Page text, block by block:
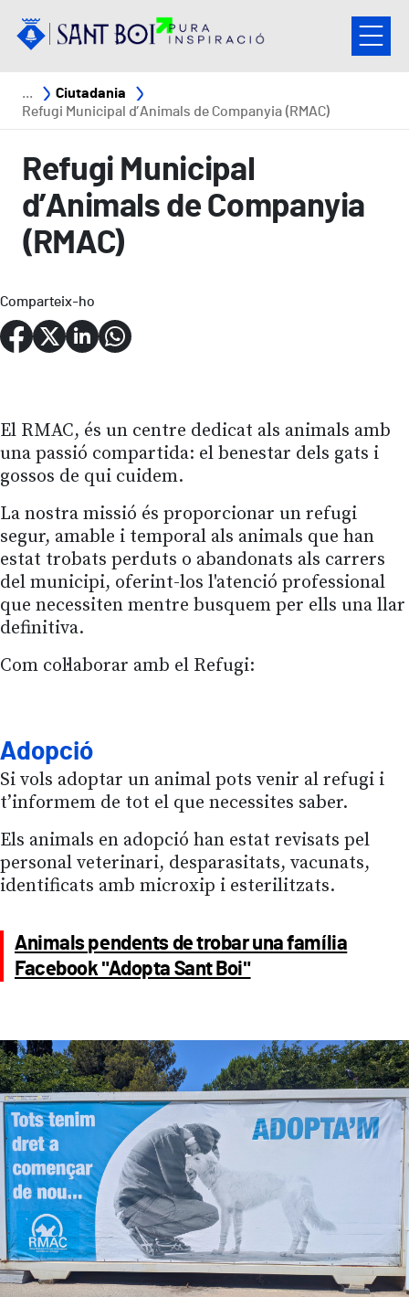
Fil d'ariadna
Ciutadania
Refugi Municipal d’Animals de Companyia (RMAC)
Refugi Municipal
d’Animals de Companyia
(RMAC)
Comparteix-ho
El RMAC, és un centre dedicat als animals amb
una passió compartida: el benestar dels gats i
gossos de qui cuidem.
La nostra missió és proporcionar un refugi
segur, amable i temporal als animals que han
estat trobats perduts o abandonats als carrers
del municipi, oferint-los l'atenció professional
que necessiten mentre busquem per ells una llar
definitiva.
Com col·laborar amb el Refugi:
Adopció
Si vols adoptar un animal pots venir al refugi i
t’informem de tot el que necessites saber.
Els animals en adopció han estat revisats pel
personal veterinari, desparasitats, vacunats,
identificats amb microxip i esterilitzats.
Animals pendents de trobar una família
Facebook "Adopta Sant Boi"